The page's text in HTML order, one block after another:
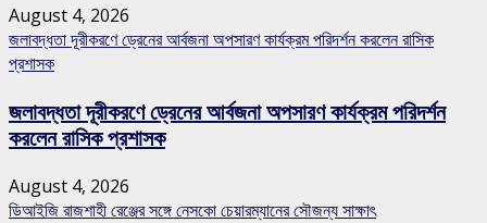
August 4, 2026
জলাবদ্ধতা দূরীকরণে ড্রেনের আর্বজনা অপসারণ কার্যক্রম পরিদর্শন করলেন রাসিক
প্রশাসক
জলাবদ্ধতা দূরীকরণে ড্রেনের আর্বজনা অপসারণ কার্যক্রম পরিদর্শন
করলেন রাসিক প্রশাসক
August 4, 2026
ডিআইজি রাজশাহী রেঞ্জের সঙ্গে নেসকো চেয়ারম্যানের সৌজন্য সাক্ষাৎ